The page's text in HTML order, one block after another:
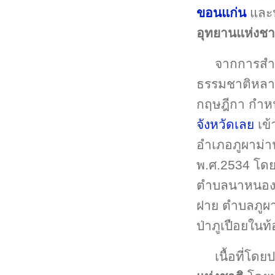
ขอนแก่นและ
อุทยานแห่งช
จากการส
ธรรมชาติหล
กฤษฎีกา กำห
จังหวัดเลย เ
อำเภอภูผาม่
พ.ศ.2534 โด
ตำบลนาหนอ
ฝาย ตำบลภู
ป่าภูเปือยใน
เนื้อที่โดย